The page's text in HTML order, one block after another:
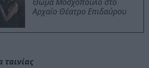
Αρχαίο Θέατρο Επιδαύρου
ταινίας